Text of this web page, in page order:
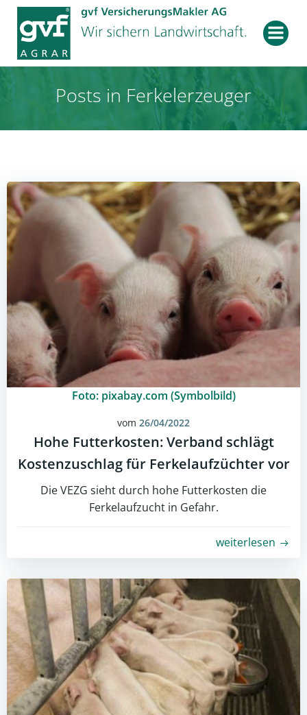
Zum
Inhalt
springen
Posts in Ferkelerzeuger
Foto: pixabay.com (Symbolbild)
vom 26/04/2022
Hohe Futterkosten: Verband schlägt
Kostenzuschlag für Ferkelaufzüchter vor
Die VEZG sieht durch hohe Futterkosten die
Ferkelaufzucht in Gefahr.
weiterlesen